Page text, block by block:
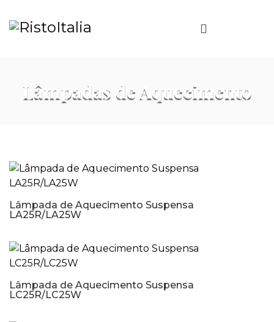
Lâmpadas de Aquecimento
Lâmpada de Aquecimento Suspensa
LA25R/LA25W
Lâmpada de Aquecimento Suspensa
LC25R/LC25W